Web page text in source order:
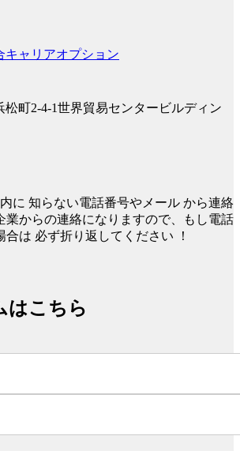
キャリアオプション
松町2-4-1世界貿易センタービルディン
に 知らない電話番号やメール から連絡
業からの連絡になりますので、もし電話
合は 必ず折り返してください ！
はこちら